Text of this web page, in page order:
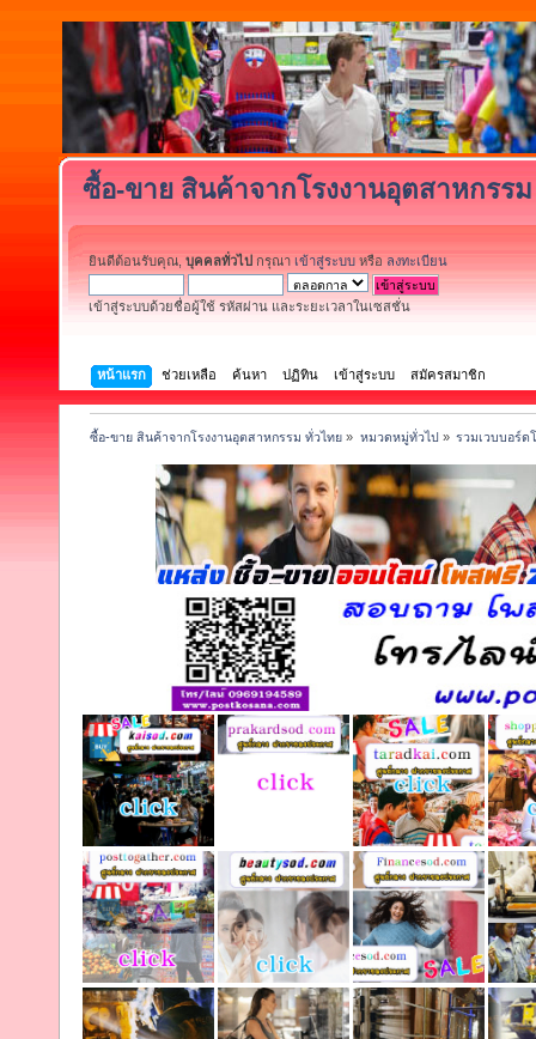
ซื้อ-ขาย สินค้าจากโรงงานอุตสาหกรร
ยินดีต้อนรับคุณ, บุคคลทั่วไป กรุณา เข้าสู่ระบบ หรือ ลงทะเบียน
เข้าสู่ระบบด้วยชื่อผู้ใช้ รหัสผ่าน และระยะเวลาในเซสชั่น
หน้าแรก ช่วยเหลือ ค้นหา ปฏิทิน เข้าสู่ระบบ สมัครสมาชิก
ซื้อ-ขาย สินค้าจากโรงงานอุตสาหกรรม ทั่วไทย » หมวดหมู่ทั่วไป» รวมเวบบอร์ด